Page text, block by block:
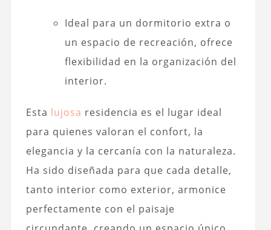
Ideal para un dormitorio extra o
un espacio de recreación, ofrece
flexibilidad en la organización del
interior.
Esta lujosa residencia es el lugar ideal
para quienes valoran el confort, la
elegancia y la cercanía con la naturaleza.
Ha sido diseñada para que cada detalle,
tanto interior como exterior, armonice
perfectamente con el paisaje